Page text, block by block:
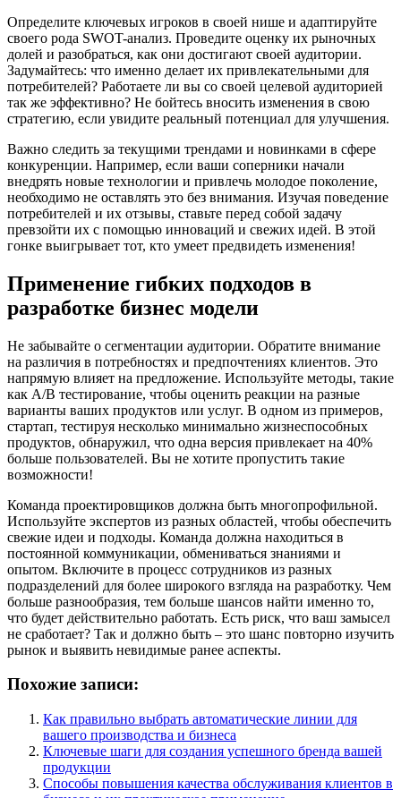
Определите ключевых игроков в своей нише и адаптируйте
своего рода SWOT-анализ. Проведите оценку их рыночных
долей и разобраться, как они достигают своей аудитории.
Задумайтесь: что именно делает их привлекательными для
потребителей? Работаете ли вы со своей целевой аудиторией
так же эффективно? Не бойтесь вносить изменения в свою
стратегию, если увидите реальный потенциал для улучшения.
Важно следить за текущими трендами и новинками в сфере
конкуренции. Например, если ваши соперники начали
внедрять новые технологии и привлечь молодое поколение,
необходимо не оставлять это без внимания. Изучая поведение
потребителей и их отзывы, ставьте перед собой задачу
превзойти их с помощью инноваций и свежих идей. В этой
гонке выигрывает тот, кто умеет предвидеть изменения!
Применение гибких подходов в
разработке бизнес модели
Не забывайте о сегментации аудитории. Обратите внимание
на различия в потребностях и предпочтениях клиентов. Это
напрямую влияет на предложение. Используйте методы, такие
как A/B тестирование, чтобы оценить реакции на разные
варианты ваших продуктов или услуг. В одном из примеров,
стартап, тестируя несколько минимально жизнеспособных
продуктов, обнаружил, что одна версия привлекает на 40%
больше пользователей. Вы не хотите пропустить такие
возможности!
Команда проектировщиков должна быть многопрофильной.
Используйте экспертов из разных областей, чтобы обеспечить
свежие идеи и подходы. Команда должна находиться в
постоянной коммуникации, обмениваться знаниями и
опытом. Включите в процесс сотрудников из разных
подразделений для более широкого взгляда на разработку. Чем
больше разнообразия, тем больше шансов найти именно то,
что будет действительно работать. Есть риск, что ваш замысел
не сработает? Так и должно быть – это шанс повторно изучить
рынок и выявить невидимые ранее аспекты.
Похожие записи:
Как правильно выбрать автоматические линии для
вашего производства и бизнеса
Ключевые шаги для создания успешного бренда вашей
продукции
Способы повышения качества обслуживания клиентов в